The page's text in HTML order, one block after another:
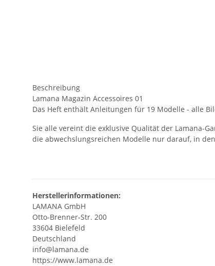
Beschreibung
Lamana Magazin Accessoires 01
Das Heft enthält Anleitungen für 19 Modelle - alle
Sie alle vereint die exklusive Qualität der Lamana-
die abwechslungsreichen Modelle nur darauf, in
Herstellerinformationen:
LAMANA GmbH
Otto-Brenner-Str. 200
33604 Bielefeld
Deutschland
info@lamana.de
https://www.lamana.de